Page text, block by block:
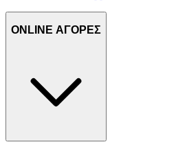
ONLINE ΑΓΟΡΕΣ